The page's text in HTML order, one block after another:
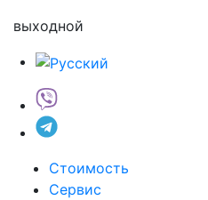
выходной
Стоимость
Сервис